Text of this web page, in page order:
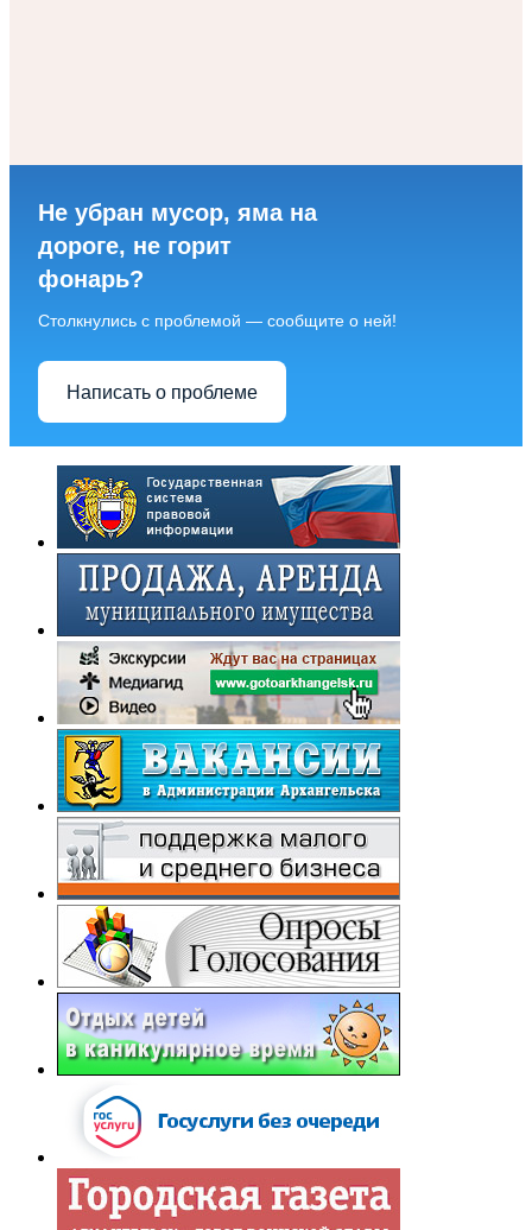
Не убран мусор, яма на
дороге, не горит
фонарь?
Столкнулись с проблемой — сообщите о ней!
Написать о проблеме